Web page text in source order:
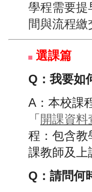
學程需要提
間與流程
選課篇
Q： 我要如
A：本校課
「 開課資
程：包含教
課教師及上
Q： 請問何